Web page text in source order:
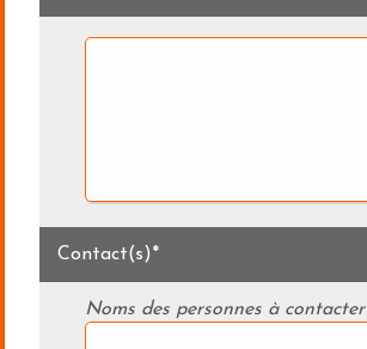
Contact(s)*
Noms des personnes à contacter